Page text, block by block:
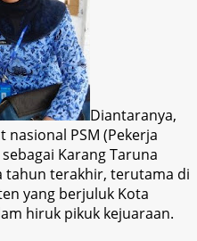
Diantaranya,
PSM (Pekerja
Karang Taruna
tahun terakhir, terutama di
yang berjuluk Kota
hiruk pikuk kejuaraan.